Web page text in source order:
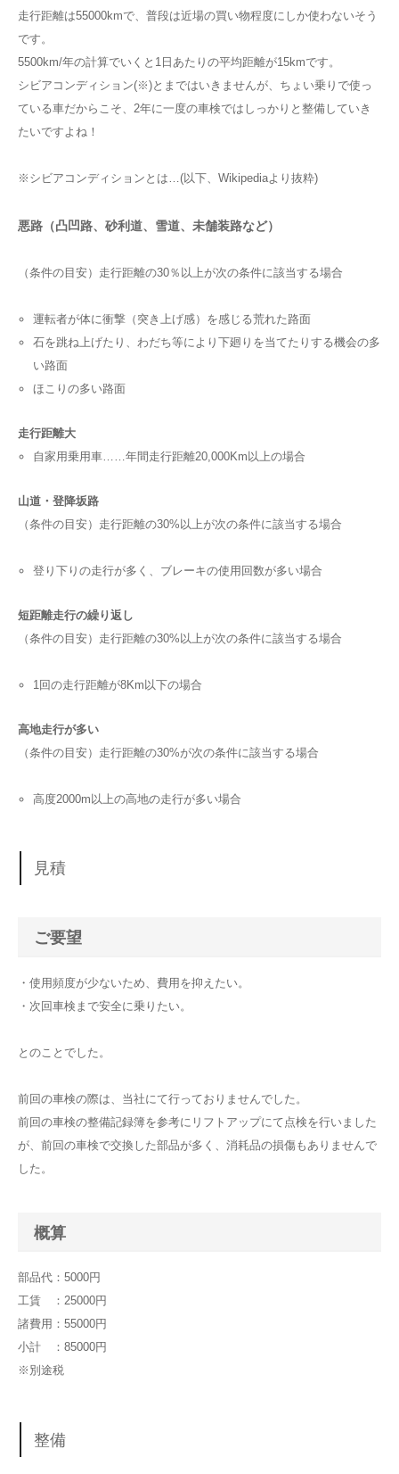
走行距離は55000kmで、普段は近場の買い物程度にしか使わないそう
です。
5500km/年の計算でいくと1日あたりの平均距離が15kmです。
シビアコンディション(※)とまではいきませんが、ちょい乗りで使っ
ている車だからこそ、2年に一度の車検ではしっかりと整備していき
たいですよね！
※シビアコンディションとは…(以下、Wikipediaより抜粋)
悪路（凸凹路、砂利道、雪道、未舗装路など）
（条件の目安）走行距離の30％以上が次の条件に該当する場合
運転者が体に衝撃（突き上げ感）を感じる荒れた路面
石を跳ね上げたり、わだち等により下廻りを当てたりする機会の多
い路面
ほこりの多い路面
走行距離大
自家用乗用車……年間走行距離20,000Km以上の場合
山道・登降坂路
（条件の目安）走行距離の30%以上が次の条件に該当する場合
登り下りの走行が多く、ブレーキの使用回数が多い場合
短距離走行の繰り返し
（条件の目安）走行距離の30%以上が次の条件に該当する場合
1回の走行距離が8Km以下の場合
高地走行が多い
（条件の目安）走行距離の30%が次の条件に該当する場合
高度2000m以上の高地の走行が多い場合
見積
ご要望
・使用頻度が少ないため、費用を抑えたい。
・次回車検まで安全に乗りたい。
とのことでした。
前回の車検の際は、当社にて行っておりませんでした。
前回の車検の整備記録簿を参考にリフトアップにて点検を行いました
が、前回の車検で交換した部品が多く、消耗品の損傷もありませんで
した。
概算
部品代：5000円
工賃 ：25000円
諸費用：55000円
小計 ：85000円
※別途税
整備